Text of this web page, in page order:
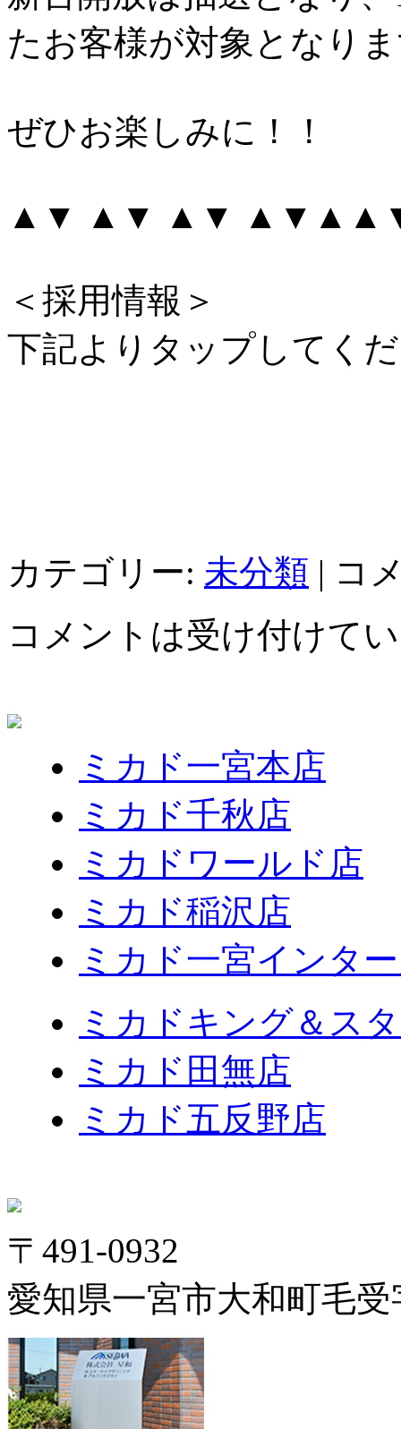
たお客様が対象となり
ぜひお楽しみに！！
▲▼ ▲▼ ▲▼
＜採用情報＞
下記よりタップしてく
カテゴリー: 未分類 | コ
コメントは受け付けて
ミカド一宮本店
ミカド千秋店
ミカドワールド店
ミカド稲沢店
ミカド一宮インタ
ミカドキング＆ス
ミカド田無店
ミカド五反野店
〒491-0932
愛知県一宮市大和町毛受